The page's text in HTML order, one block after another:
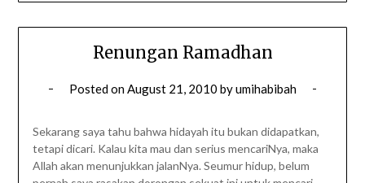
Renungan Ramadhan
Posted onAugust 21, 2010 byumihabibah
Sekarang saya tahu bahwa hidayah itu bukan didapatkan,
tetapi dicari. Kalau kita mau dan serius mencariNya, maka
Allah akan menunjukkan jalanNya. Seumur hidup, belum